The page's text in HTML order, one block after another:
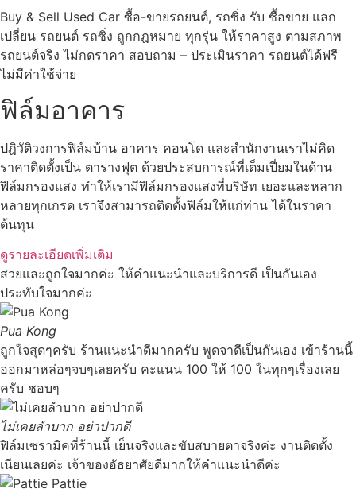
Buy & Sell Used Car ซื้อ-ขายรถยนต์, รถซิ่ง รับ ซื้อขาย แลก
เปลี่ยน รถยนต์ รถซิ่ง ถูกกฎหมาย ทุกรุ่น ให้ราคาสูง ตามสภาพ
รถยนต์จริง ไม่กดราคา สอบถาม – ประเมินราคา รถยนต์ได้ฟรี
ไม่มีค่าใช้จ่าย
ฟิล์มอาคาร
ปฎิวัติวงการฟิล์มบ้าน อาคาร คอนโด และสำนักงานเราไม่คิด
ราคาติดตั้งเป็น ตารางฟุต ด้วยประสบการณ์ที่เต็มเปี่ยมในด้าน
ฟิล์มกรองแสง ทำให้เรามีฟิล์มกรองแสงที่บริษัท เยอะและหลาก
หลายทุกเกรด เราจึงสามารถติดตั้งฟิล์มให้แก่ท่าน ได้ในราคา
ต้นทุน
ดูรายละเอียดเพิ่มเติม
สวยและถูกใจมากค่ะ ให้คำแนะนำและบริการดี เป็นกันเอง
ประทับใจมากค่ะ
Pua Kong
ถูกใจสุดๆครับ ร้านแนะนำดีมากครับ พูดจาดีเป็นกันเอง เข้าร้านนี้
ออกมาหล่อๆจบๆเลยครับ คะแนน 100 ให้ 100 ในทุกๆเรื่องเลย
ครับ ชอบๆ
ไม่เคยลำบาก อย่าปากดี
ฟิล์มเซรามิคที่ร้านนี้ เย็นจริงและขับสบายตาจริงค่ะ งานติดตั้ง
เนียนเลยค่ะ เจ้าของอัธยาศัยดีมากให้คำแนะนำดีค่ะ